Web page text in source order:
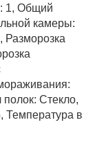
1, Общий
камеры:
Стекло,
Температура в